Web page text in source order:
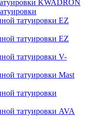
KWADRON
татуировки EZ
татуировки EZ
татуировки V-
татуировки Mast
татуировки
татуировки AVA